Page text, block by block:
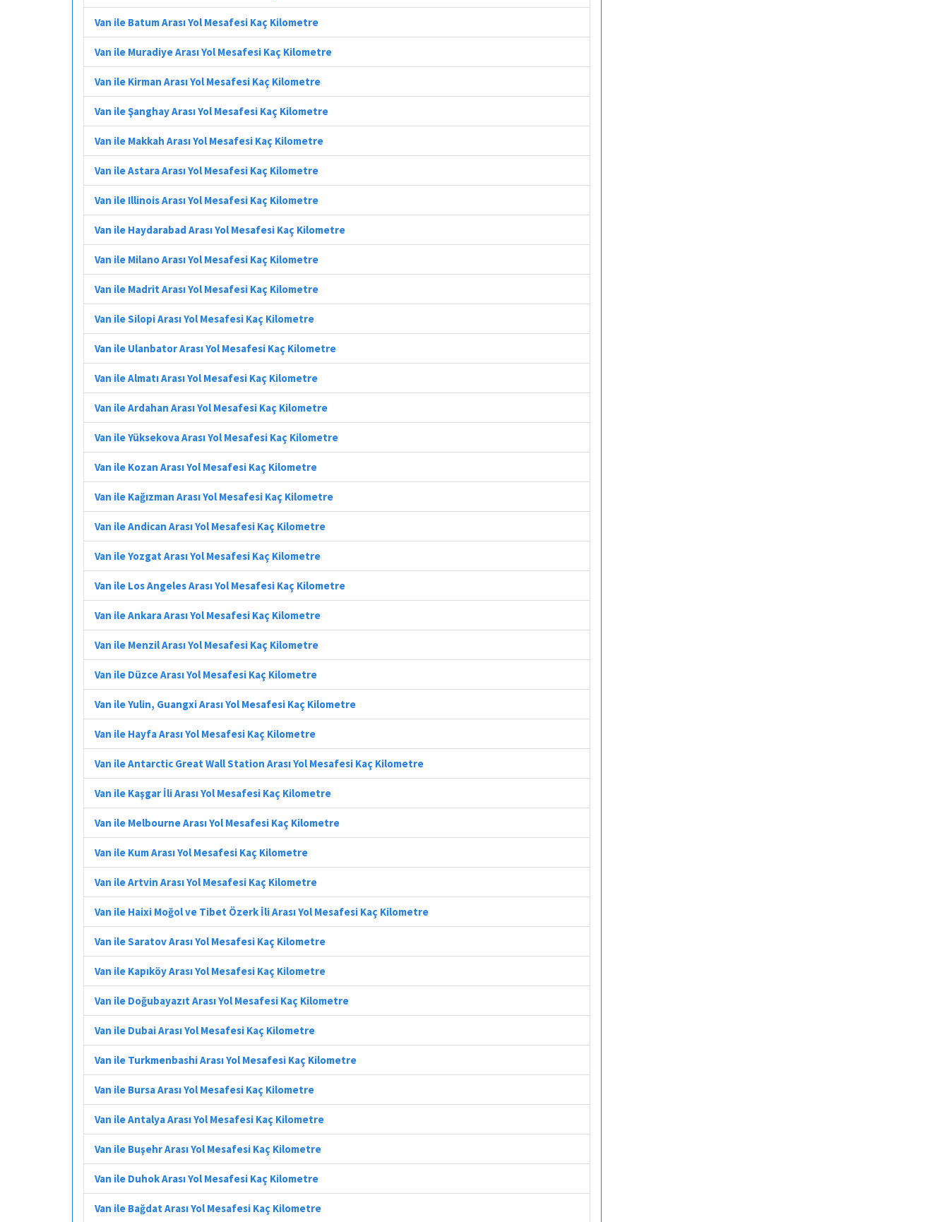
Van ile Batum Arası Yol Mesafesi Kaç Kilometre
Van ile Muradiye Arası Yol Mesafesi Kaç Kilometre
Van ile Kirman Arası Yol Mesafesi Kaç Kilometre
Van ile Şanghay Arası Yol Mesafesi Kaç Kilometre
Van ile Makkah Arası Yol Mesafesi Kaç Kilometre
Van ile Astara Arası Yol Mesafesi Kaç Kilometre
Van ile Illinois Arası Yol Mesafesi Kaç Kilometre
Van ile Haydarabad Arası Yol Mesafesi Kaç Kilometre
Van ile Milano Arası Yol Mesafesi Kaç Kilometre
Van ile Madrit Arası Yol Mesafesi Kaç Kilometre
Van ile Silopi Arası Yol Mesafesi Kaç Kilometre
Van ile Ulanbator Arası Yol Mesafesi Kaç Kilometre
Van ile Almatı Arası Yol Mesafesi Kaç Kilometre
Van ile Ardahan Arası Yol Mesafesi Kaç Kilometre
Van ile Yüksekova Arası Yol Mesafesi Kaç Kilometre
Van ile Kozan Arası Yol Mesafesi Kaç Kilometre
Van ile Kağızman Arası Yol Mesafesi Kaç Kilometre
Van ile Andican Arası Yol Mesafesi Kaç Kilometre
Van ile Yozgat Arası Yol Mesafesi Kaç Kilometre
Van ile Los Angeles Arası Yol Mesafesi Kaç Kilometre
Van ile Ankara Arası Yol Mesafesi Kaç Kilometre
Van ile Menzil Arası Yol Mesafesi Kaç Kilometre
Van ile Düzce Arası Yol Mesafesi Kaç Kilometre
Van ile Yulin, Guangxi Arası Yol Mesafesi Kaç Kilometre
Van ile Hayfa Arası Yol Mesafesi Kaç Kilometre
Van ile Antarctic Great Wall Station Arası Yol Mesafesi Kaç Kilometre
Van ile Kaşgar İli Arası Yol Mesafesi Kaç Kilometre
Van ile Melbourne Arası Yol Mesafesi Kaç Kilometre
Van ile Kum Arası Yol Mesafesi Kaç Kilometre
Van ile Artvin Arası Yol Mesafesi Kaç Kilometre
Van ile Haixi Moğol ve Tibet Özerk İli Arası Yol Mesafesi Kaç Kilometre
Van ile Saratov Arası Yol Mesafesi Kaç Kilometre
Van ile Kapıköy Arası Yol Mesafesi Kaç Kilometre
Van ile Doğubayazıt Arası Yol Mesafesi Kaç Kilometre
Van ile Dubai Arası Yol Mesafesi Kaç Kilometre
Van ile Turkmenbashi Arası Yol Mesafesi Kaç Kilometre
Van ile Bursa Arası Yol Mesafesi Kaç Kilometre
Van ile Antalya Arası Yol Mesafesi Kaç Kilometre
Van ile Buşehr Arası Yol Mesafesi Kaç Kilometre
Van ile Duhok Arası Yol Mesafesi Kaç Kilometre
Van ile Bağdat Arası Yol Mesafesi Kaç Kilometre